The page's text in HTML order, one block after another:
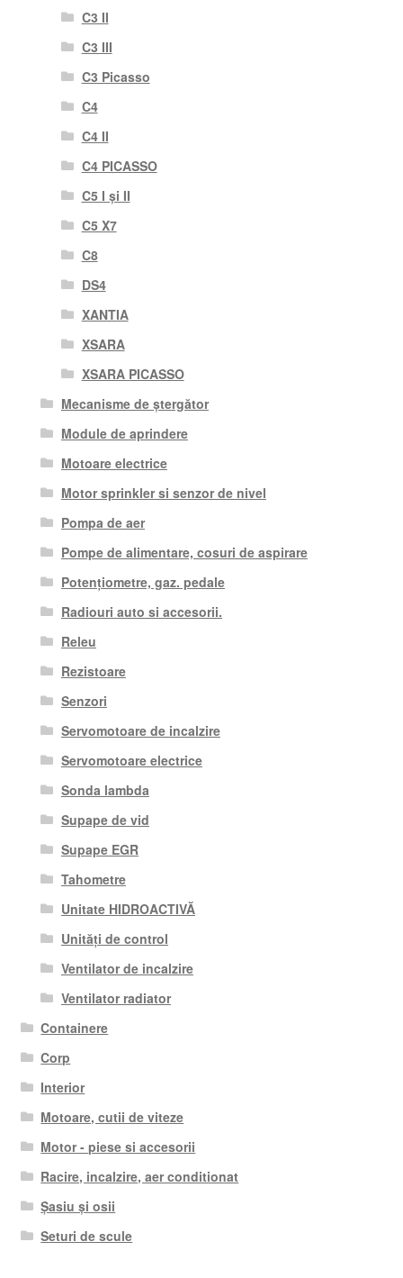
C3 II
C3 III
C3 Picasso
C4
C4 II
C4 PICASSO
C5 I și II
C5 X7
C8
DS4
XANTIA
XSARA
XSARA PICASSO
Mecanisme de ștergător
Module de aprindere
Motoare electrice
Motor sprinkler si senzor de nivel
Pompa de aer
Pompe de alimentare, cosuri de aspirare
Potențiometre, gaz. pedale
Radiouri auto si accesorii.
Releu
Rezistoare
Senzori
Servomotoare de incalzire
Servomotoare electrice
Sonda lambda
Supape de vid
Supape EGR
Tahometre
Unitate HIDROACTIVĂ
Unități de control
Ventilator de incalzire
Ventilator radiator
Containere
Corp
Interior
Motoare, cutii de viteze
Motor - piese si accesorii
Racire, incalzire, aer conditionat
Șasiu și osii
Seturi de scule